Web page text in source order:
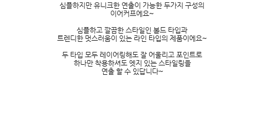
심플하지만 유니크한 연출이 가능한 두가지 구성의
이어커프에요~
심플하고 깔끔한 스타일인 볼드 타입과
트렌디한 멋스러움이 있는 라인 타입의 제품이에요~
두 타입 모두 레이어링해도 잘 어울리고 포인트로
하나만 착용하셔도 엣지 있는 스타일링을
연출 할 수 있답니다~